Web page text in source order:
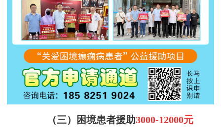
（三）困境患者援助3000-12000元